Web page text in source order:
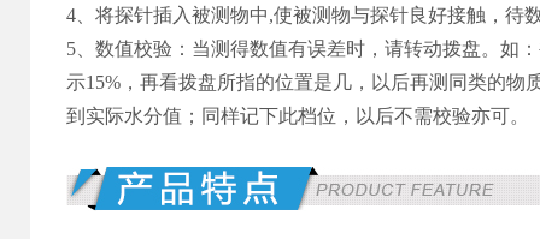
4、将探针插入被测物中,使被测物与探针良好接触，待
5、数值校验：当测得数值有误差时，请转动拨盘。如
示15%，再看拨盘所指的位置是几，以后再测同类的
到实际水分值；同样记下此档位，以后不需校验亦可。